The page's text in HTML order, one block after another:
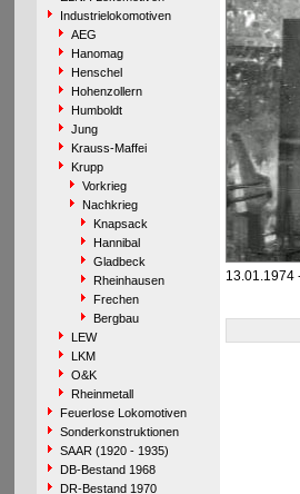
Industrielokomotiven
AEG
Hanomag
Henschel
Hohenzollern
Humboldt
Jung
Krauss-Maffei
Krupp
Vorkrieg
Nachkrieg
Knapsack
Hannibal
Gladbeck
Rheinhausen
Frechen
Bergbau
LEW
LKM
O&K
Rheinmetall
Feuerlose Lokomotiven
Sonderkonstruktionen
SAAR (1920 - 1935)
DB-Bestand 1968
DR-Bestand 1970
13.01.1974